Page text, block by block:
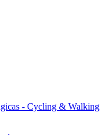
- Cycling & Walking